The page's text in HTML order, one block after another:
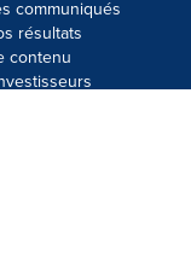
communiqués
résultats
contenu